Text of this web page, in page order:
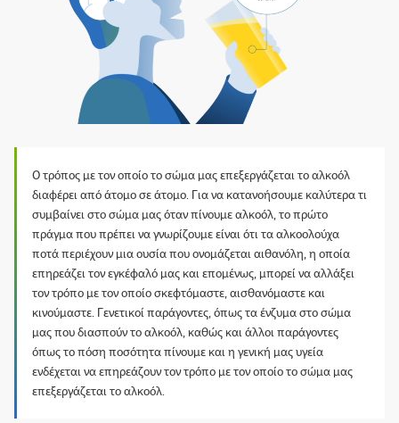
Ο τρόπος με τον οποίο το σώμα μας επεξεργάζεται το αλκοόλ
διαφέρει από άτομο σε άτομο. Για να κατανοήσουμε καλύτερα τι
συμβαίνει στο σώμα μας όταν πίνουμε αλκοόλ, το πρώτο
πράγμα που πρέπει να γνωρίζουμε είναι ότι τα αλκοολούχα
ποτά περιέχουν μια ουσία που ονομάζεται αιθανόλη, η οποία
επηρεάζει τον εγκέφαλό μας και επομένως, μπορεί να αλλάξει
τον τρόπο με τον οποίο σκεφτόμαστε, αισθανόμαστε και
κινούμαστε. Γενετικοί παράγοντες, όπως τα ένζυμα στο σώμα
μας που διασπούν το αλκοόλ, καθώς και άλλοι παράγοντες
όπως το πόση ποσότητα πίνουμε και η γενική μας υγεία
ενδέχεται να επηρεάζουν τον τρόπο με τον οποίο το σώμα μας
επεξεργάζεται το αλκοόλ.